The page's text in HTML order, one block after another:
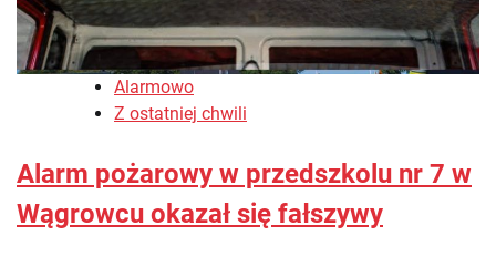
Alarmowo
Z ostatniej chwili
Alarm pożarowy w przedszkolu nr 7 w
Wągrowcu okazał się fałszywy